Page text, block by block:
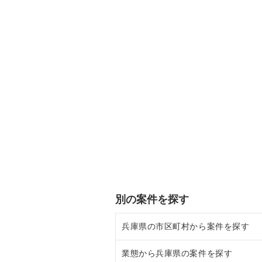
別の案件を探す
兵庫県の市区町村から案件を探す
尼崎市の飲食店の居抜き売却物件
業態から兵庫県の案件を探す